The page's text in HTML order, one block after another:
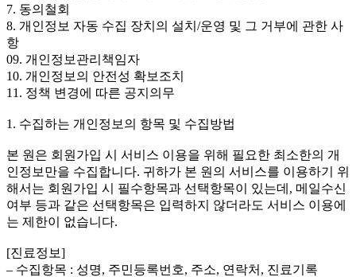
7. 동의철회
8. 개인정보 자동 수집 장치의 설치/운영 및 그 거부에 관한 사
항
09. 개인정보관리책임자
10. 개인정보의 안전성 확보조치
11. 정책 변경에 따른 공지의무
1. 수집하는 개인정보의 항목 및 수집방법
본 원은 회원가입 시 서비스 이용을 위해 필요한 최소한의 개
인정보만을 수집합니다. 귀하가 본 원의 서비스를 이용하기 위
해서는 회원가입 시 필수항목과 선택항목이 있는데, 메일수신
여부 등과 같은 선택항목은 입력하지 않더라도 서비스 이용에
는 제한이 없습니다.
[진료정보]
– 수집항목 : 성명, 주민등록번호, 주소, 연락처, 진료기록